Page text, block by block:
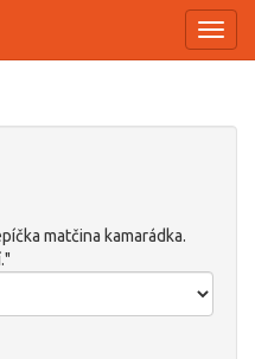
matčina kamarádka.